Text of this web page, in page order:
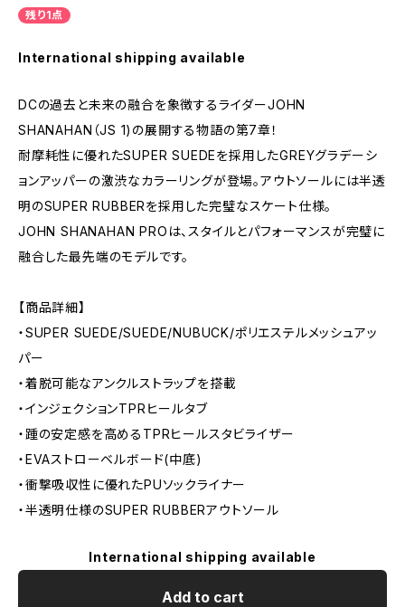
残り1点
International shipping available
DCの過去と未来の融合を象徴するライダーJOHN
SHANAHAN（JS 1)の展開する物語の第7章！
耐摩耗性に優れたSUPER SUEDEを採用したGREYグラデーシ
ョンアッパーの激渋なカラーリングが登場。アウトソールには半透
明のSUPER RUBBERを採用した完璧なスケート仕様。
JOHN SHANAHAN PROは、スタイルとパフォーマンスが完璧に
融合した最先端のモデルです。
【商品詳細】
・SUPER SUEDE/SUEDE/NUBUCK/ポリエステルメッシュアッ
パー
・着脱可能なアンクルストラップを搭載
・インジェクションTPRヒールタブ
・踵の安定感を高めるTPRヒールスタビライザー
・EVAストローベルボード(中底)
・衝撃吸収性に優れたPUソックライナー
・半透明仕様のSUPER RUBBERアウトソール
International shipping available
Add to cart